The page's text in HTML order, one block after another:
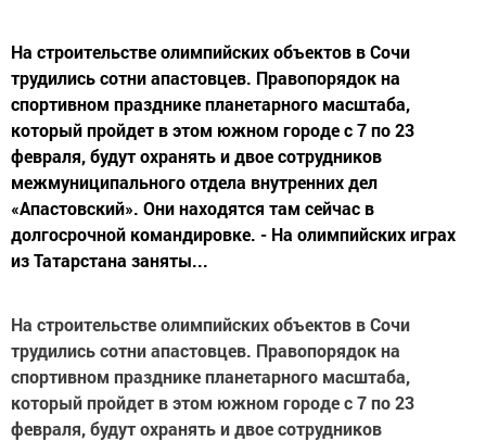
На строительстве олимпийских объектов в Сочи
трудились сотни апастовцев. Правопорядок на
спортивном празднике планетарного масштаба,
который пройдет в этом южном городе с 7 по 23
февраля, будут охранять и двое сотрудников
межмуниципального отдела внутренних дел
«Апастовский». Они находятся там сейчас в
долгосрочной командировке. - На олимпийских играх
из Татарстана заняты...
На строительстве олимпийских объектов в Сочи
трудились сотни апастовцев. Правопорядок на
спортивном празднике планетарного масштаба,
который пройдет в этом южном городе с 7 по 23
февраля, будут охранять и двое сотрудников